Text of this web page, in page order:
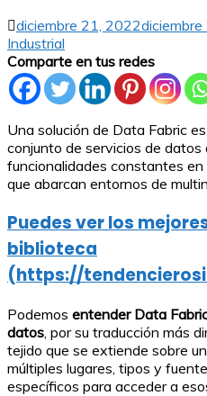
diciembre 21, 2022
Industrial
Comparte en tus redes
Una solución de Data Fabric
conjunto de servicios de datos
funcionalidades constantes
que abarcan entornos de
Puedes ver los
biblioteca
(https://
Podemos entender Data
datos , por su traducción más
tejido que se extiende sobre
múltiples lugares, tipos y
específicos para acceder a